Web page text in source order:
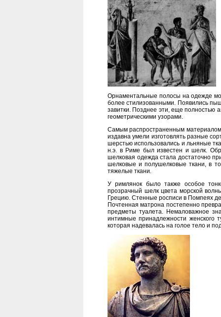
Орнаментальные полосы на одежде
более стилизованными. Появились
завитки. Позднее эти, еще полностью
геометрическими узорами.
Самым распространенным
издавна умели изготовлять разные
шерстью использовались и льняные
н.э. в Риме был известен и шелк.
шелковая одежда стала достаточно
шелковые и полушелковые ткани, в
тяжелые ткани.
У римлянок было также особое
прозрачный шелк цвета морской
Грецию. Стенные росписи в Помпеях
Почтенная матрона постепенно
предметы туалета. Немаловажное
интимные принадлежности женского
которая надевалась на голое тело и